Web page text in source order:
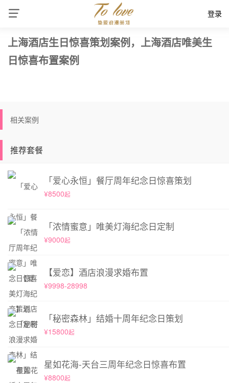
登录
上海酒店生日惊喜策划案例，上海酒店唯美生
日惊喜布置案例
相关案例
推荐套餐
「爱心永恒」餐厅周年纪念日惊喜策划
¥8500起
「浓情蜜意」唯美灯海纪念日定制
¥9000起
【爱恋】酒店浪漫求婚布置
¥9998-28998
「秘密森林」结婚十周年纪念日策划
¥15800起
星如花海-天台三周年纪念日惊喜布置
¥8800起